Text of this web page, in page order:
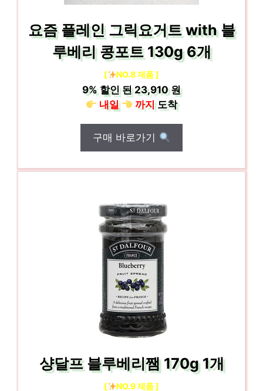
요즘 플레인 그릭요거트 with 블
루베리 콩포트 130g 6개
[ NO.8 제품 ]
9%할인 된23,910 원
내일
까지도착
구매 바로가기
샹달프 블루베리쨈 170g 1개
[ NO.9 제품 ]